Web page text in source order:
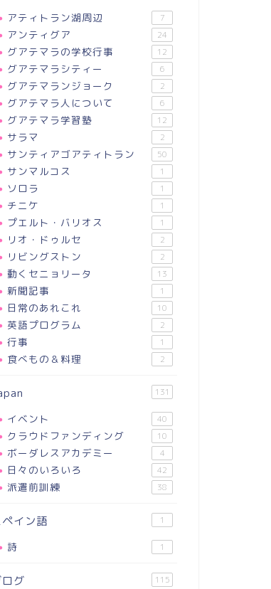
アティトラン湖周辺 7
アンティグア 24
グアテマラの学校行事 12
グアテマラシティー 6
グアテマランジョーク 2
グアテマラ人について 6
グアテマラ学習塾 12
サラマ 2
サンティアゴアティトラン 50
サンマルコス 1
ソロラ 1
チニケ 1
プエルト・バリオス 1
リオ・ドゥルセ 2
リビングストン 2
動くセニョリータ 13
新聞記事 1
日常のあれこれ 10
英語プログラム 2
行事 1
食べもの＆料理 2
131
イベント 40
クラウドファンディング 10
ボーダレスアカデミー 4
日々のいろいろ 42
派遣前訓練 38
ペイン語 1
詩 1
ログ 115